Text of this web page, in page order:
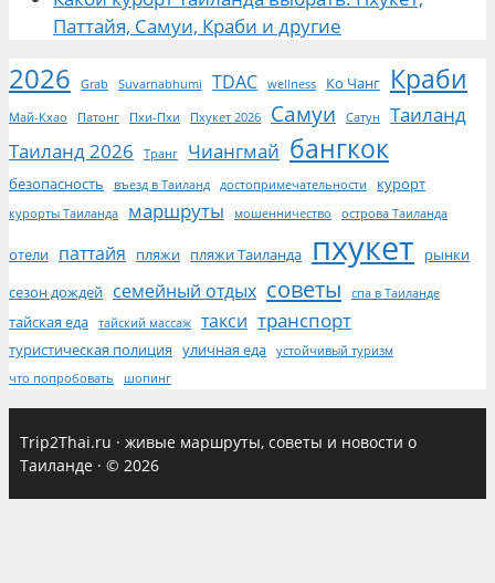
Паттайя, Самуи, Краби и другие
2026 Grab Suvarnabhumi TDAC wellness Ко Чанг Краби
Май-Кхао Патонг Пхи-Пхи Пхукет 2026 Самуи Сатун
Таиланд
Таиланд 2026
Транг Чиангмай бангкок
безопасность въезд в Таиланд достопримечательности курорт
курорты Таиланда маршруты мошенничество острова Таиланда
отели паттайя пляжи пляжи Таиланда пхукет
рынки
сезон дождей семейный отдых советы спа в Таиланде
тайская еда тайский массаж такси транспорт
туристическая полиция уличная еда
устойчивый туризм
что попробовать
шопинг
Trip2Thai.ru · живые маршруты, советы и новости о
Таиланде · © 2026